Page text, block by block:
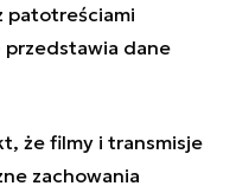
patotreściami
przedstawia dane
że filmy i transmisje
zachowania